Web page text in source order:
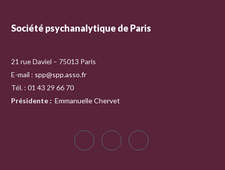
Société psychanalytique de Paris
21 rue Daviel – 75013 Paris
E-mail : spp@spp.asso.fr
Tél. : 01 43 29 66 70
Présidente : Emmanuelle Chervet